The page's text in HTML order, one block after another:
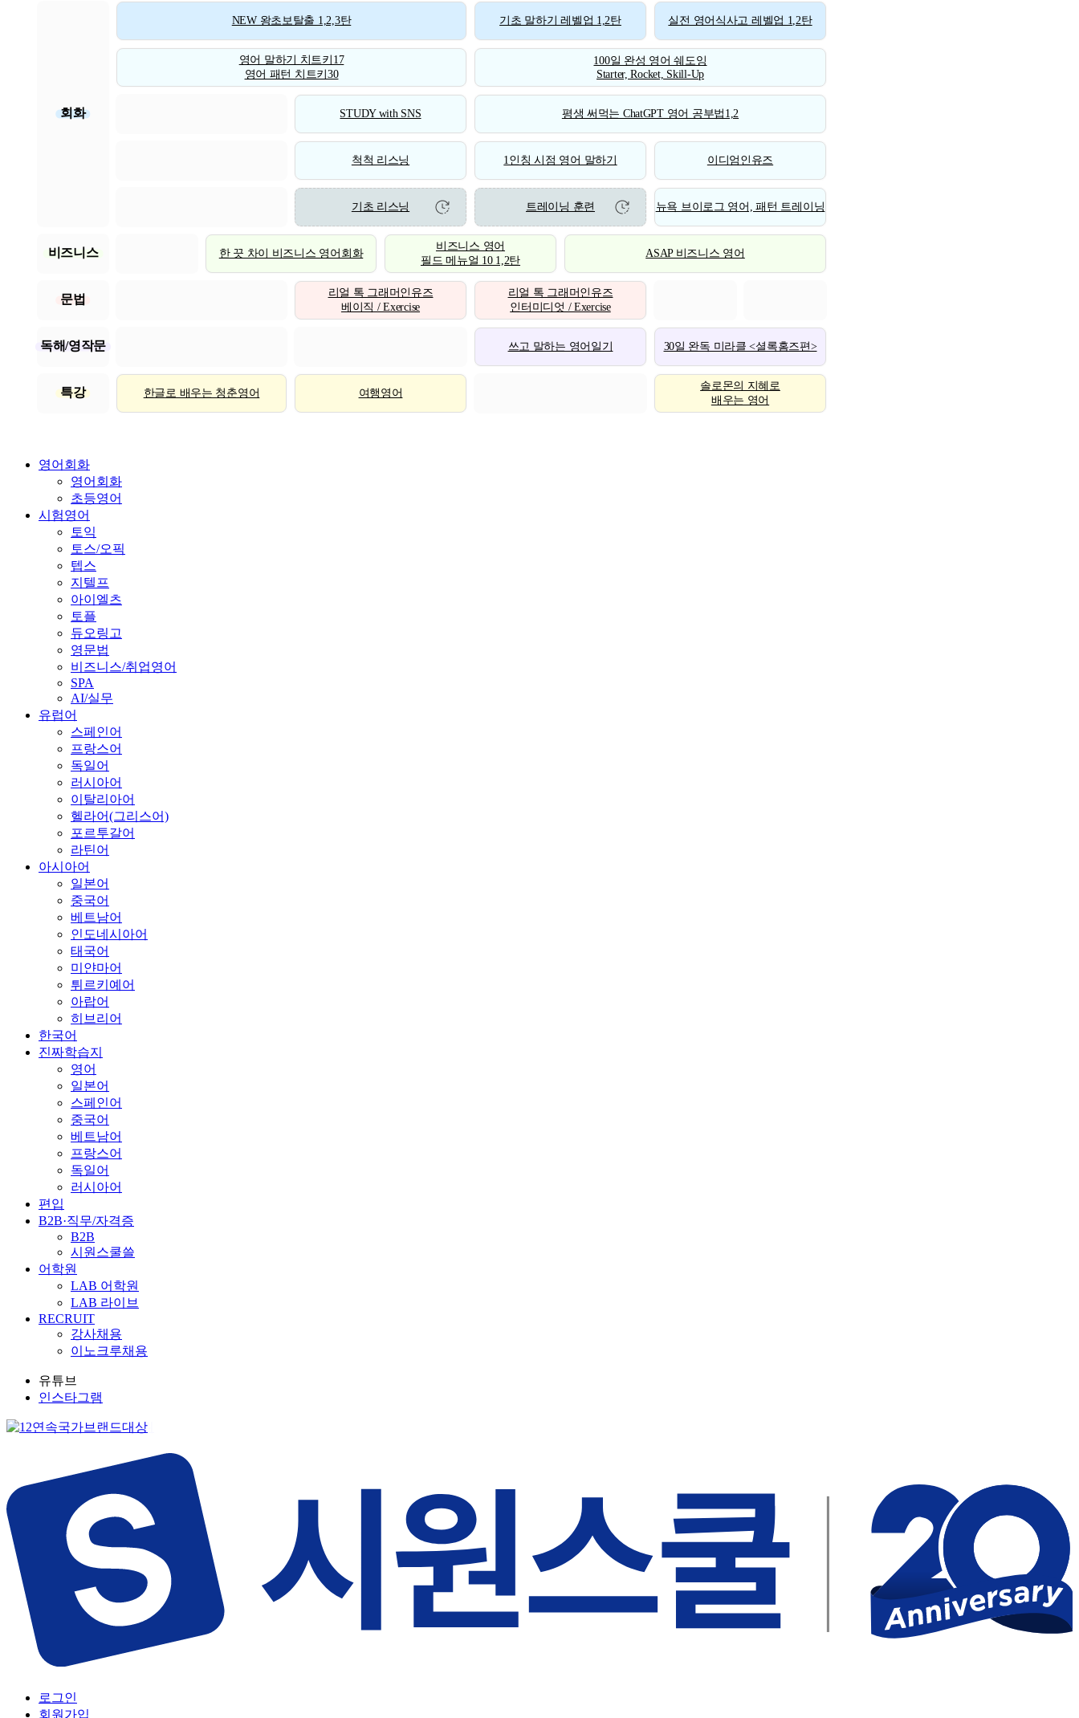
회화
NEW 왕초보탈출 1,2,3탄 기초 말하기 레벨업 1,2탄 실전 영어식사고 레벨업 1,2탄
영어 말하기 치트키17
영어 패턴 치트키30
100일 완성 영어 쉐도잉
Starter, Rocket, Skill-Up
STUDY with SNS 평생 써먹는 ChatGPT 영어 공부법1,2
척척 리스닝 1인칭 시점 영어 말하기 이디엄인유즈
기초 리스닝 트레이닝 훈련 뉴욕 브이로그 영어, 패턴 트레이닝
비즈니스 한 끗 차이 비즈니스 영어회화
비즈니스 영어
필드 메뉴얼 10 1,2탄
ASAP 비즈니스 영어
문법
리얼 톡 그래머인유즈
베이직 / Exercise
리얼 톡 그래머인유즈
인터미디엇 / Exercise
독해/영작문 쓰고 말하는 영어일기 30일 완독 미라클 <셜록홈즈편>
특강 한글로 배우는 청춘영어 여행영어
솔로몬의 지혜로
배우는 영어
영어회화
영어회화
초등영어
시험영어
토익
토스/오픽
텝스
지텔프
아이엘츠
토플
듀오링고
영문법
비즈니스/취업영어
SPA
AI/실무
유럽어
스페인어
프랑스어
독일어
러시아어
이탈리아어
헬라어(그리스어)
포르투갈어
라틴어
아시아어
일본어
중국어
베트남어
인도네시아어
태국어
미얀마어
튀르키예어
아랍어
히브리어
한국어
진짜학습지
영어
일본어
스페인어
중국어
베트남어
프랑스어
독일어
러시아어
편입
B2B·직무/자격증
B2B
시원스쿨쓸
어학원
LAB 어학원
LAB 라이브
RECRUIT
강사채용
이노크루채용
유튜브
인스타그램
로그인
회원가입